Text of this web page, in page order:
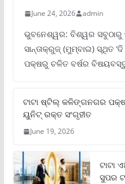
June 24, 2026 admin
ଭୁବନେଶ୍ୱର: ବିଶ୍ୱର ସବୁଠାରୁ
ସାନ୍ତାକ୍ରୁଜ୍ (ମୁମ୍ବାଇ) ସ୍ଥିତ
ପକ୍ଷରୁ ଚଳିତ ବର୍ଷର ବିଷୟବସ୍ତୁ
ଟାଟା ଷ୍ଟିଲ୍‌ କଳିଙ୍ଗନଗର
ୟୁନିଟ୍‌ ରକ୍ତ ସଂଗୃହୀତ
June 19, 2026
ଟାଟା
ସୁପର